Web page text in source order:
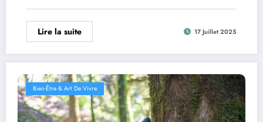
Lire la suite 17 Juillet 2025
Bien-Être & Art De Vivre